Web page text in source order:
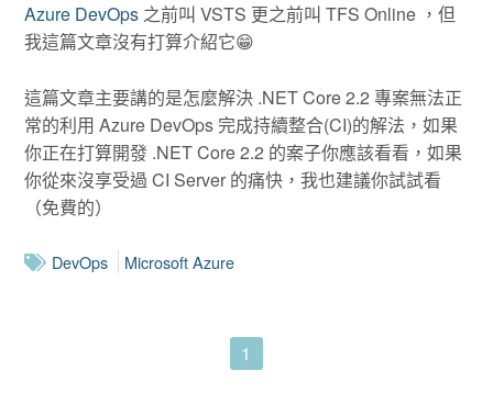
Azure DevOps 之前叫 VSTS 更之前叫 TFS Online ，但
我這篇文章沒有打算介紹它😁
這篇文章主要講的是怎麼解決 .NET Core 2.2 專案無法正
常的利用 Azure DevOps 完成持續整合(CI)的解法，如果
你正在打算開發 .NET Core 2.2 的案子你應該看看，如果
你從來沒享受過 CI Server 的痛快，我也建議你試試看
（免費的）
DevOps Microsoft Azure
1